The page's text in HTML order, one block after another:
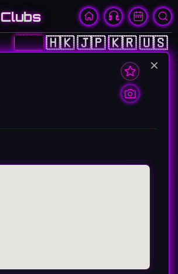
Clubs
🇨🇳🇭🇰🇯🇵🇰🇷🇺🇸
×